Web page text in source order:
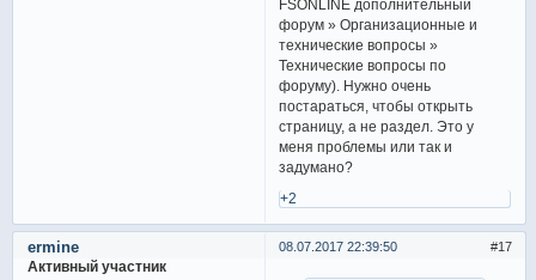
FSONLINE дополнительный
форум » Организационные и
технические вопросы »
Технические вопросы по
форуму). Нужно очень
постараться, чтобы открыть
страницу, а не раздел. Это у
меня проблемы или так и
задумано?
+2
17
08.07.2017 22:39:50
ermine
Активный участник